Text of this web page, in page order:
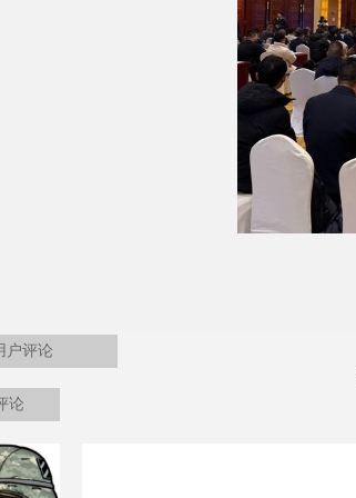
户评论
论